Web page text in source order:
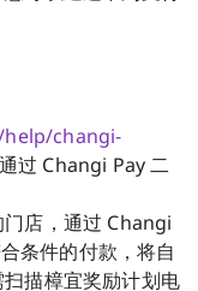
changi-
过 Changi Pay 二
店，通过 Changi
条件的付款，将自
描樟宜奖励计划电